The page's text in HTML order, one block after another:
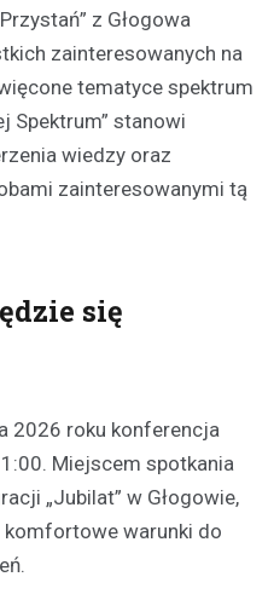
z Głogowa
zainteresowanych na
tematyce spektrum
Spektrum” stanowi
wiedzy oraz
zainteresowanymi tą
się
2026 roku konferencja
Miejscem spotkania
„Jubilat” w Głogowie,
warunki do